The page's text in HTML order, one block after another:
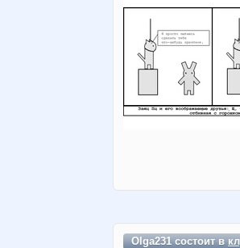
Olga231 состоит в